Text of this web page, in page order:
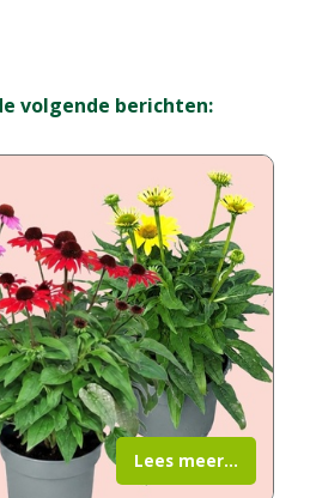
volgende berichten:
Lees meer...